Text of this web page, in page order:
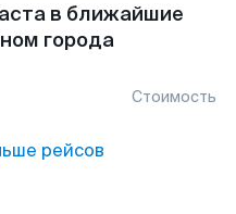
в ближайшие
города
Стоимость
рейсов